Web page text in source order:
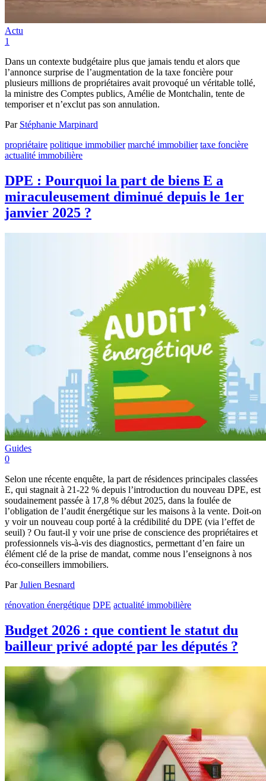
Actu
1
Dans un contexte budgétaire plus que jamais tendu et alors que
l’annonce surprise de l’augmentation de la taxe foncière pour
plusieurs millions de propriétaires avait provoqué un véritable tollé,
la ministre des Comptes publics, Amélie de Montchalin, tente de
temporiser et n’exclut pas son annulation.
Par Stéphanie Marpinard
propriétaire politique immobilier marché immobilier taxe foncière
actualité immobilière
DPE : Pourquoi la part de biens E a
miraculeusement diminué depuis le 1er
janvier 2025 ?
Guides
0
Selon une récente enquête, la part de résidences principales classées
E, qui stagnait à 21-22 % depuis l’introduction du nouveau DPE, est
soudainement passée à 17,8 % début 2025, dans la foulée de
l’obligation de l’audit énergétique sur les maisons à la vente. Doit-on
y voir un nouveau coup porté à la crédibilité du DPE (via l’effet de
seuil) ? Ou faut-il y voir une prise de conscience des propriétaires et
professionnels vis-à-vis des diagnostics, permettant d’en faire un
élément clé de la prise de mandat, comme nous l’enseignons à nos
éco-conseillers immobiliers.
ParJulien Besnard
rénovation énergétique DPE actualité immobilière
Budget 2026 : que contient le statut du
bailleur privé adopté par les députés ?